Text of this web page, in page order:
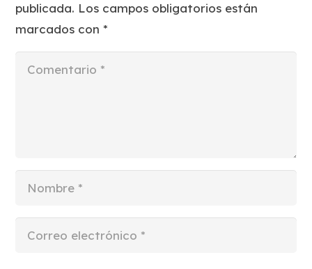
publicada. Los campos obligatorios están
marcados con*